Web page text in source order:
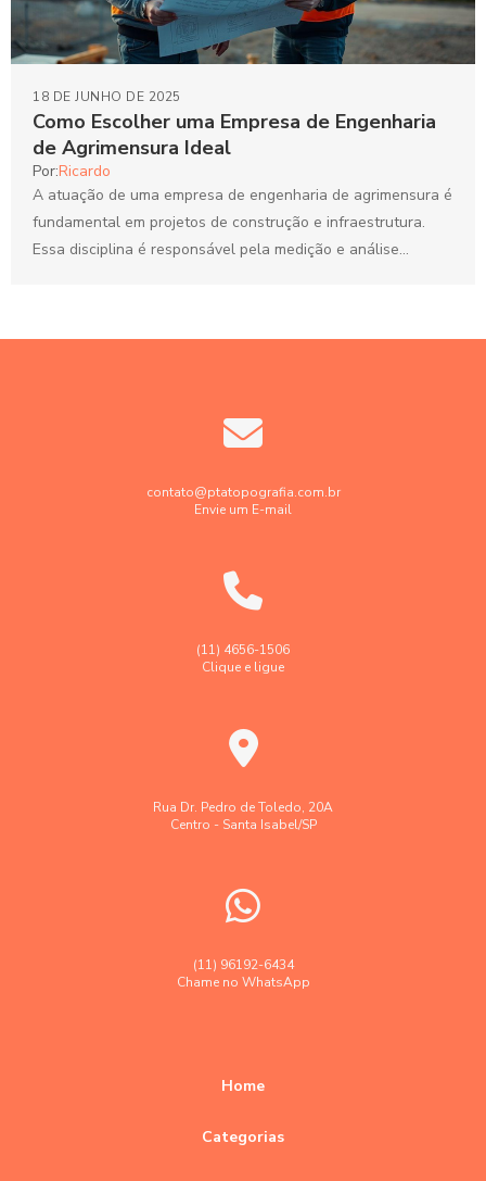
Como Escolher uma Empresa de Engenharia
de Agrimensura Ideal
18 DE JUNHO DE 2025
Por:Ricardo
A atuação de uma empresa de engenharia de agrimensura é
fundamental em projetos de construção e infraestrutura.
Essa disciplina é responsável pela medição e análise...
contato@ptatopografia.com.br
Envie um E-mail
(11) 4656-1506
Clique e ligue
Rua Dr. Pedro de Toledo, 20A
Centro - Santa Isabel/SP
(11) 96192-6434
Chame no WhatsApp
Home
Categorias